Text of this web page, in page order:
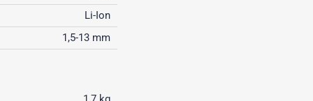
Li-Ion
1,5-13 mm